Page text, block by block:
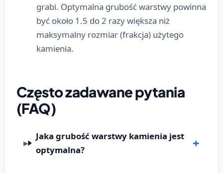
grabi. Optymalna grubość warstwy powinna
być około 1.5 do 2 razy większa niż
maksymalny rozmiar (frakcja) użytego
kamienia.
Często zadawane pytania
(FAQ)
Jaka grubość warstwy kamienia jest
optymalna?